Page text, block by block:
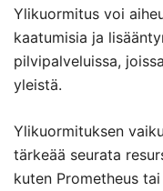
Ylikuormitus voi
kaatumisia ja
pilvipalveluissa,
yleistä.
Ylikuormituksen
tärkeää seurata
kuten Prometheus